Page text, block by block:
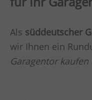
Als süddeutscher
wir Ihnen ein
Garagentor